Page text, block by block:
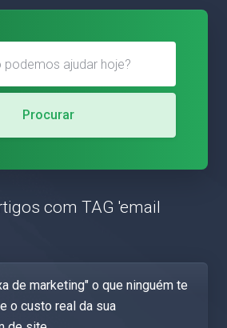
Procurar
com TAG 'email
de marketing" o que ninguém te
o custo real da sua